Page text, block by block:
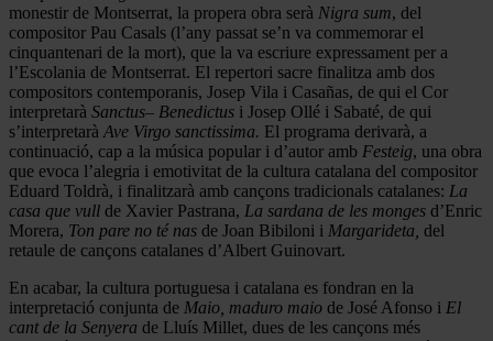
monestir de Montserrat, la propera obra serà Nigra sum, del
compositor Pau Casals (l’any passat se’n va commemorar el
cinquantenari de la mort), que la va escriure expressament per a
l’Escolania de Montserrat. El repertori sacre finalitza amb dos
compositors contemporanis, Josep Vila i Casañas, de qui el Cor
interpretarà Sanctus– Benedictus i Josep Ollé i Sabaté, de qui
s’interpretarà Ave Virgo sanctissima. El programa derivarà, a
continuació, cap a la música popular i d’autor amb Festeig, una obra
que evoca l’alegria i emotivitat de la cultura catalana del compositor
Eduard Toldrà, i finalitzarà amb cançons tradicionals catalanes: La
casa que vull de Xavier Pastrana, La sardana de les monges d’Enric
Morera, Ton pare no té nas de Joan Bibiloni i Margarideta, del
retaule de cançons catalanes d’Albert Guinovart.
En acabar, la cultura portuguesa i catalana es fondran en la
interpretació conjunta de Maio, maduro maio de José Afonso i El
cant de la Senyera de Lluís Millet, dues de les cançons més